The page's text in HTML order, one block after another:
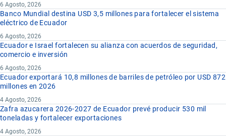
6 Agosto, 2026
Banco Mundial destina USD 3,5 millones para fortalecer el sistema
eléctrico de Ecuador
6 Agosto, 2026
Ecuador e Israel fortalecen su alianza con acuerdos de seguridad,
comercio e inversión
6 Agosto, 2026
Ecuador exportará 10,8 millones de barriles de petróleo por USD 872
millones en 2026
4 Agosto, 2026
Zafra azucarera 2026-2027 de Ecuador prevé producir 530 mil
toneladas y fortalecer exportaciones
4 Agosto, 2026